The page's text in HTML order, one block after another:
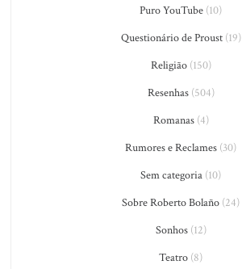
Puro YouTube (10)
Questionário de Proust(19)
Religião(150)
Resenhas(504)
Romanas(4)
Rumores e Reclames (30)
Sem categoria (10)
Sobre Roberto Bolaño (24)
Sonhos(12)
Teatro (8)